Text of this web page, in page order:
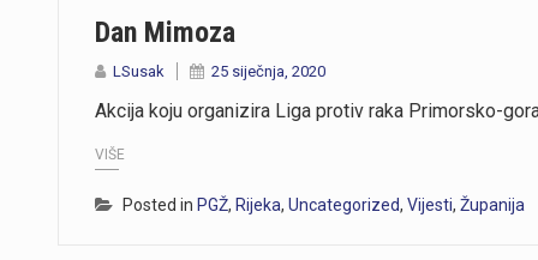
Dan Mimoza
LSusak 25 siječnja, 2020
Akcija koju organizira Liga protiv raka Primorsko-
VIŠE
Posted in PGŽ, Rijeka, Uncategorized, Vijesti, Županija